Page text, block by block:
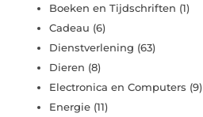
Boeken en Tijdschriften (1)
Cadeau (6)
Dienstverlening (63)
Dieren (8)
Electronica en Computers (9)
Energie (11)